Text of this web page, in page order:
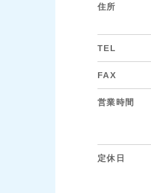
住所
TEL
FAX
営業時間
定休日